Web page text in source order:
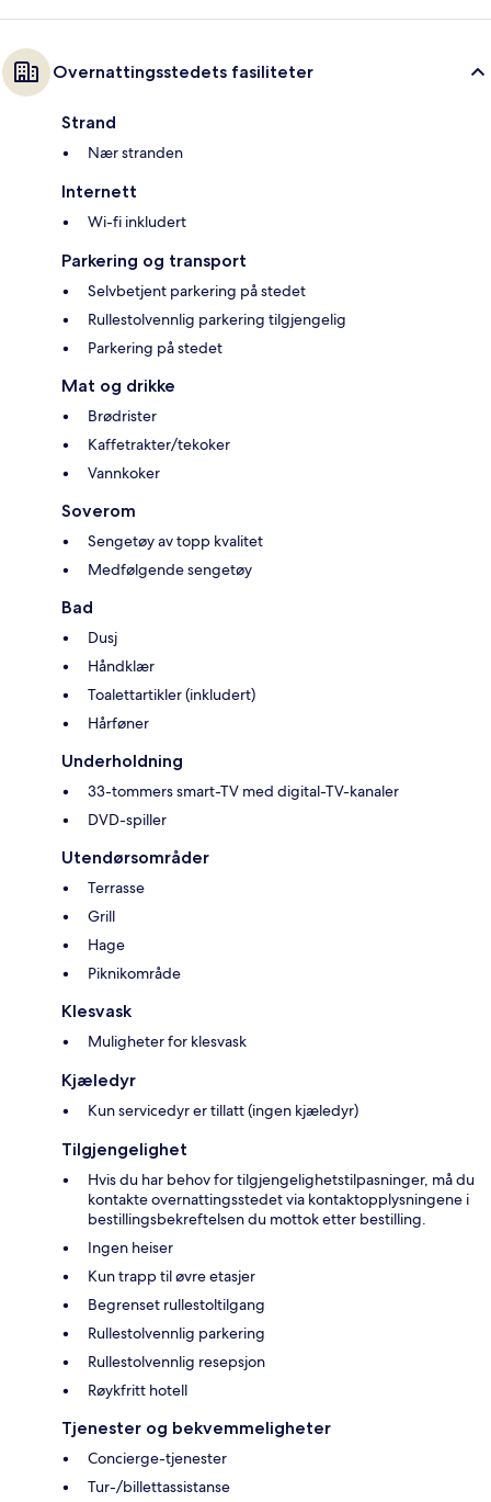
Overnattingsstedets fasiliteter
Strand
Nær stranden
Internett
Wi-fi inkludert
Parkering og transport
Selvbetjent parkering på stedet
Rullestolvennlig parkering tilgjengelig
Parkering på stedet
Mat og drikke
Brødrister
Kaffetrakter/tekoker
Vannkoker
Soverom
Sengetøy av topp kvalitet
Medfølgende sengetøy
Bad
Dusj
Håndklær
Toalettartikler (inkludert)
Hårføner
Underholdning
33-tommers smart-TV med digital-TV-kanaler
DVD-spiller
Utendørsområder
Terrasse
Grill
Hage
Piknikområde
Klesvask
Muligheter for klesvask
Kjæledyr
Kun servicedyr er tillatt (ingen kjæledyr)
Tilgjengelighet
Hvis du har behov for tilgjengelighetstilpasninger, må du
kontakte overnattingsstedet via kontaktopplysningene i
bestillingsbekreftelsen du mottok etter bestilling.
Ingen heiser
Kun trapp til øvre etasjer
Begrenset rullestoltilgang
Rullestolvennlig parkering
Rullestolvennlig resepsjon
Røykfritt hotell
Tjenester og bekvemmeligheter
Concierge-tjenester
Tur-/billettassistanse